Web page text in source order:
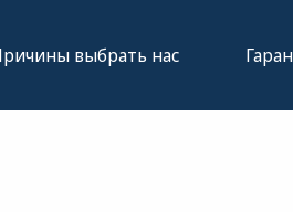
выбрать нас